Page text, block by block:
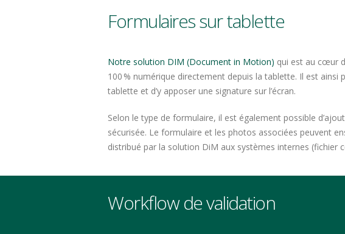
Formulaires sur tablette
Notre solution DIM (Document in Motion) qui est au cœur
100 % numérique directement depuis la tablette. Il est
tablette et d’y apposer une signature sur l’écran.
Selon le type de formulaire, il est également possible
sécurisée. Le formulaire et les photos associées peuvent
distribué par la solution DiM aux systèmes internes (fichier
Workflow de validation